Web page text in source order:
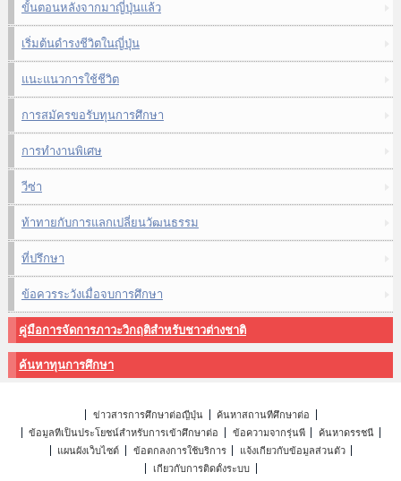
ขั้นตอนหลังจากมาญี่ปุ่นแล้ว
เริ่มต้นดำรงชีวิตในญี่ปุ่น
แนะแนวการใช้ชีวิต
การสมัครขอรับทุนการศึกษา
การทำงานพิเศษ
วีซ่า
ท้าทายกับการแลกเปลี่ยนวัฒนธรรม
ที่ปรึกษา
ข้อควรระวังเมื่อจบการศึกษา
คู่มือการจัดการภาวะวิกฤติสำหรับชาวต่างชาติ
ค้นหาทุนการศึกษา
ข่าวสารการศึกษาต่อญี่ปุ่น
ค้นหาสถานที่ศึกษาต่อ
ข้อมูลที่เป็นประโยชน์สำหรับการเข้าศึกษาต่อ
ข้อความจากรุ่นพี่
ค้นหาดรรชนี
แผนผังเว็บไซต์
ข้อตกลงการใช้บริการ
แจ้งเกี่ยวกับข้อมูลส่วนตัว
เกี่ยวกับการติดตั้งระบบ